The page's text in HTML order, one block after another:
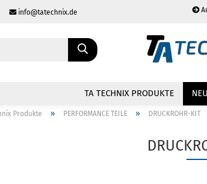
info@tatechnix.de
TA TECHNIX PRODUKTE NEU
Produkte » PERFORMANCE TEILE » DRUCKROHR-KIT